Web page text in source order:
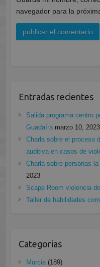
navegador para la
Entradas recientes
Salida programa centro
Guadaíra marzo 10, 2023
Charla sobre el proceso
auditiva en casos de
Charla sobre personas
2023
Scape Room violencia
Taller de habilidades
Categorias
Murcia(189)